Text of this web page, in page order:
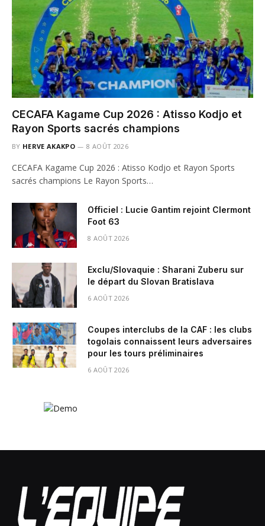
CECAFA Kagame Cup 2026 : Atisso Kodjo et
Rayon Sports sacrés champions
BY HERVE AKAKPO 8 AOÛT 2026
CECAFA Kagame Cup 2026 : Atisso Kodjo et Rayon Sports
sacrés champions Le Rayon Sports…
Officiel : Lucie Gantim rejoint Clermont
Foot 63
8 AOÛT 2026
Exclu/Slovaquie : Sharani Zuberu sur
le départ du Slovan Bratislava
6 AOÛT 2026
Coupes interclubs de la CAF : les clubs
togolais connaissent leurs adversaires
pour les tours préliminaires
6 AOÛT 2026